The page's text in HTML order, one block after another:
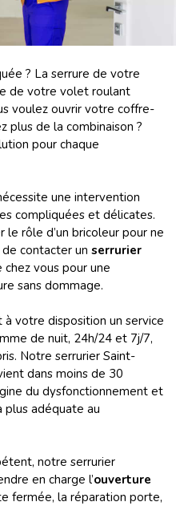
? La serrure de votre
de votre volet roulant
voulez ouvrir votre coffre-
plus de la combinaison ?
pour chaque
une intervention
compliquées et délicates.
le rôle d’un bricoleur pour ne
contacter un serrurier
chez vous pour une
sans dommage.
votre disposition un service
de nuit, 24h/24 et 7j/7,
Notre serrurier Saint-
dans moins de 30
du dysfonctionnement et
adéquate au
notre serrurier
en charge l’ouverture
fermée, la réparation porte,